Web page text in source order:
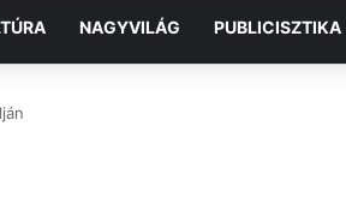
NAGYVILÁG PUBLICISZTIKA